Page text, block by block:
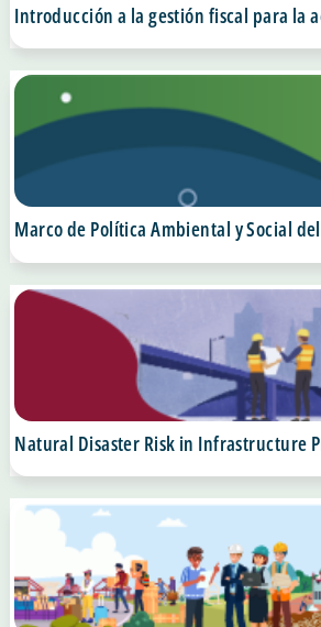
Introducción a la gestión fiscal para la
Marco de Política Ambiental y Social
Natural Disaster Risk in Infrastructure